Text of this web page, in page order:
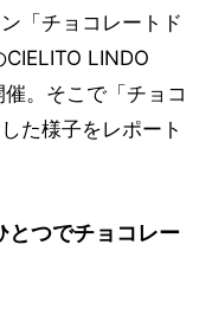
「チョコレートド
LINDO
。そこで「チョコ
た様子をレポート
とつでチョコレー